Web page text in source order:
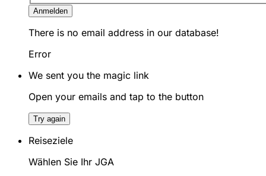
Anmelden
There is no email address in our database!
Error
We sent you the magic link
Open your emails and tap to the button
Try again
Reiseziele
Wählen Sie Ihr JGA